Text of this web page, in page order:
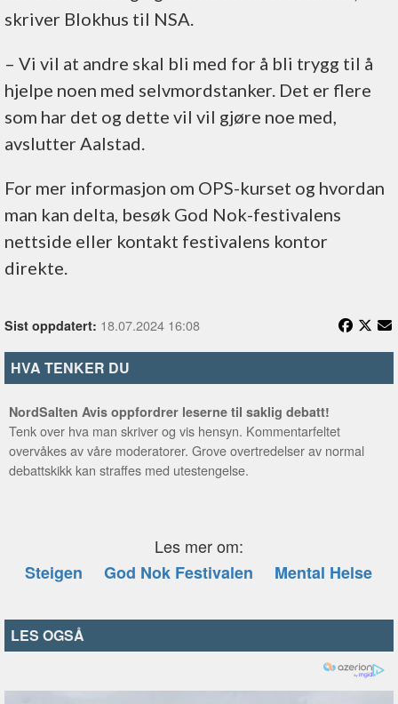
skriver Blokhus til NSA.
– Vi vil at andre skal bli med for å bli trygg til å
hjelpe noen med selvmordstanker. Det er flere
som har det og dette vil vil gjøre noe med,
avslutter Aalstad.
For mer informasjon om OPS-kurset og hvordan
man kan delta, besøk God Nok-festivalens
nettside eller kontakt festivalens kontor
direkte.
Sist oppdatert: 18.07.2024 16:08
HVA TENKER DU
NordSalten Avis oppfordrer leserne til saklig debatt!
Tenk over hva man skriver og vis hensyn. Kommentarfeltet
overvåkes av våre moderatorer. Grove overtredelser av normal
debattskikk kan straffes med utestengelse.
Les mer om:
Steigen
God Nok Festivalen Mental Helse
LES OGSÅ